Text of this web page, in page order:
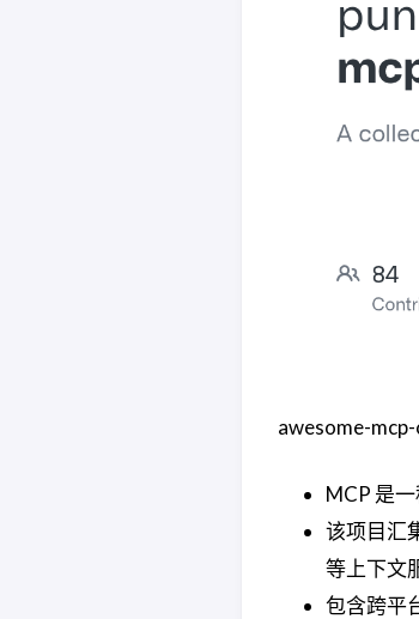
awesome-
MCP 是
该项目汇
等上下文
包含跨平